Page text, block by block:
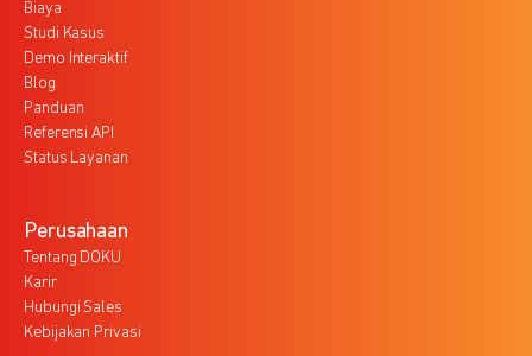
Biaya
Studi Kasus
Demo Interaktif
Blog
Panduan
Referensi API
Status Layanan
Perusahaan
Tentang DOKU
Karir
Hubungi Sales
Kebijakan Privasi